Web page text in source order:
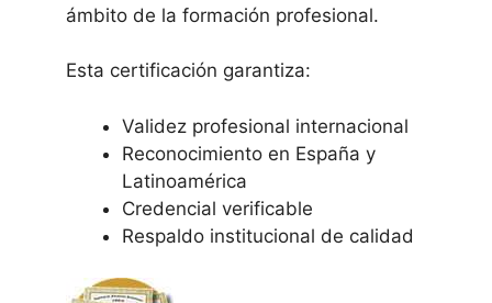
ámbito de la formación profesional.
Esta certificación garantiza:
Validez profesional internacional
Reconocimiento en España y
Latinoamérica
Credencial verificable
Respaldo institucional de calidad